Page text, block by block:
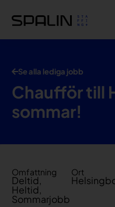
Se alla lediga jobb
Chaufför till
sommar!
Omfattning
Deltid,
Heltid,
Sommarjobb
Ort